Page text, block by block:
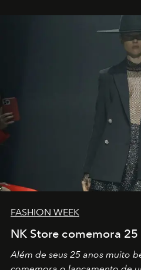
por propósitos, com um claro
FASHION WEEK
NK Store comemora
Além de seus 25 anos muito